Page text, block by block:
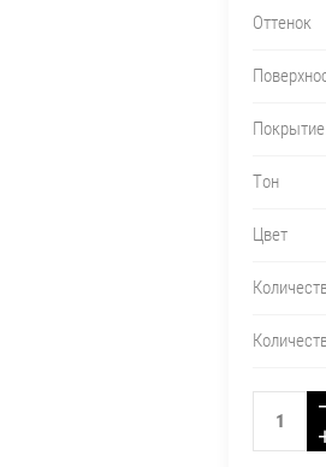
Оттенок
Покрытие
Тон
Цвет